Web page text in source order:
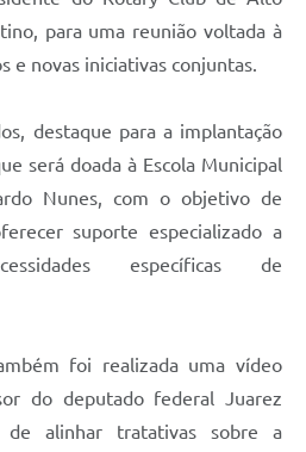
para uma reunião voltada à
e novas iniciativas conjuntas.
destaque para a implantação
será doada à Escola Municipal
Nunes, com o objetivo de
suporte especializado a
específicas de
foi realizada uma vídeo
do deputado federal Juarez
alinhar tratativas sobre a